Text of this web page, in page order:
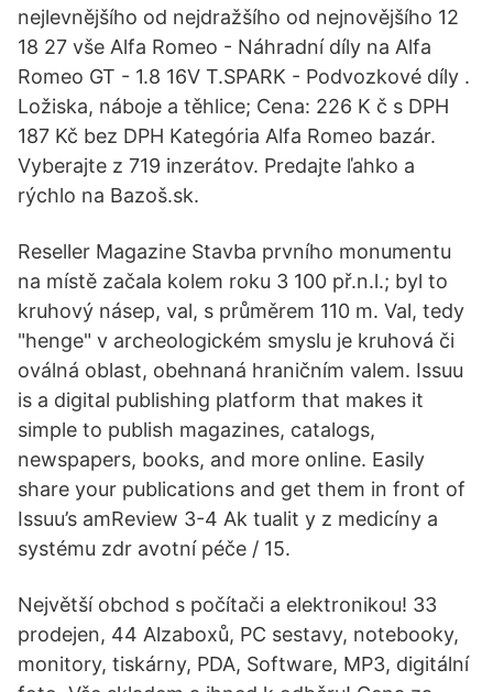
nejlevnějšího od nejdražšího od nejnovějšího 12
18 27 vše Alfa Romeo - Náhradní díly na Alfa
Romeo GT - 1.8 16V T.SPARK - Podvozkové díly .
Ložiska, náboje a těhlice; Cena: 226 K č s DPH
187 Kč bez DPH Kategória Alfa Romeo bazár.
Vyberajte z 719 inzerátov. Predajte ľahko a
rýchlo na Bazoš.sk.
Reseller Magazine Stavba prvního monumentu
na místě začala kolem roku 3 100 př.n.l.; byl to
kruhový násep, val, s průměrem 110 m. Val, tedy
"henge" v archeologickém smyslu je kruhová či
oválná oblast, obehnaná hraničním valem. Issuu
is a digital publishing platform that makes it
simple to publish magazines, catalogs,
newspapers, books, and more online. Easily
share your publications and get them in front of
Issuu’s amReview 3-4 Ak tualit y z medicíny a
systému zdr avotní péče / 15.
Největší obchod s počítači a elektronikou! 33
prodejen, 44 Alzaboxů, PC sestavy, notebooky,
monitory, tiskárny, PDA, Software, MP3, digitální